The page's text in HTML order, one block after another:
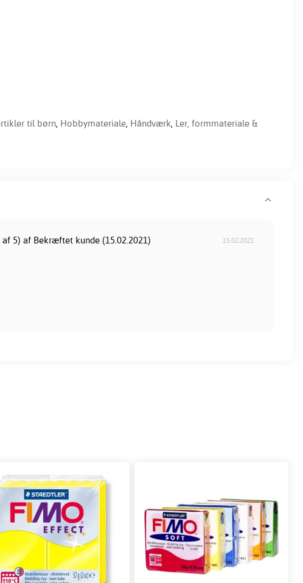
til børn, Hobbymateriale, Håndværk, Ler, formmateriale &
af 5) af Bekræftet kunde (15.02.2021) 15.02.2021